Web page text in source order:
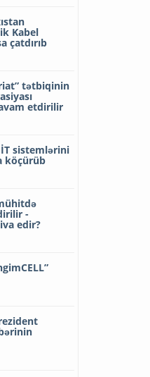
Kabel
çatdırıb
tətbiqinin
etdirilir
sistemlərini
köçürüb
-
edir?